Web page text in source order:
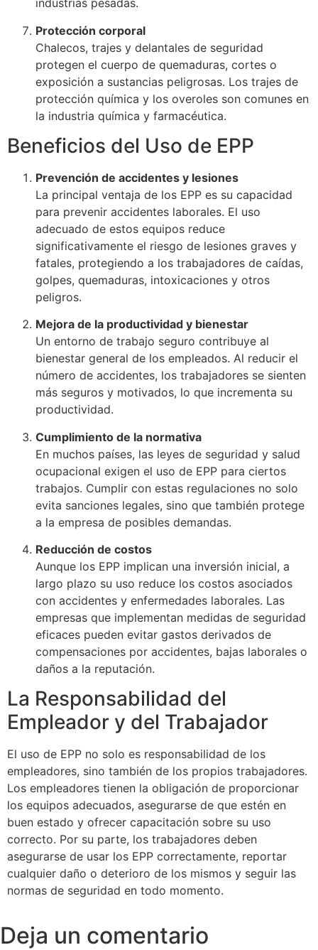
industrias pesadas.
Protección corporal
Chalecos, trajes y delantales de seguridad
protegen el cuerpo de quemaduras, cortes o
exposición a sustancias peligrosas. Los trajes de
protección química y los overoles son comunes en
la industria química y farmacéutica.
Beneficios del Uso de EPP
Prevención de accidentes y lesiones
La principal ventaja de los EPP es su capacidad
para prevenir accidentes laborales. El uso
adecuado de estos equipos reduce
significativamente el riesgo de lesiones graves y
fatales, protegiendo a los trabajadores de caídas,
golpes, quemaduras, intoxicaciones y otros
peligros.
Mejora de la productividad y bienestar
Un entorno de trabajo seguro contribuye al
bienestar general de los empleados. Al reducir el
número de accidentes, los trabajadores se sienten
más seguros y motivados, lo que incrementa su
productividad.
Cumplimiento de la normativa
En muchos países, las leyes de seguridad y salud
ocupacional exigen el uso de EPP para ciertos
trabajos. Cumplir con estas regulaciones no solo
evita sanciones legales, sino que también protege
a la empresa de posibles demandas.
Reducción de costos
Aunque los EPP implican una inversión inicial, a
largo plazo su uso reduce los costos asociados
con accidentes y enfermedades laborales. Las
empresas que implementan medidas de seguridad
eficaces pueden evitar gastos derivados de
compensaciones por accidentes, bajas laborales o
daños a la reputación.
La Responsabilidad del
Empleador y del Trabajador
El uso de EPP no solo es responsabilidad de los
empleadores, sino también de los propios trabajadores.
Los empleadores tienen la obligación de proporcionar
los equipos adecuados, asegurarse de que estén en
buen estado y ofrecer capacitación sobre su uso
correcto. Por su parte, los trabajadores deben
asegurarse de usar los EPP correctamente, reportar
cualquier daño o deterioro de los mismos y seguir las
normas de seguridad en todo momento.
Deja un comentario